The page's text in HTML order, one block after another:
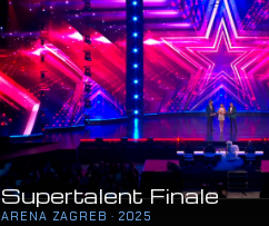
Supertalent Finale
ARENA ZAGREB · 2025